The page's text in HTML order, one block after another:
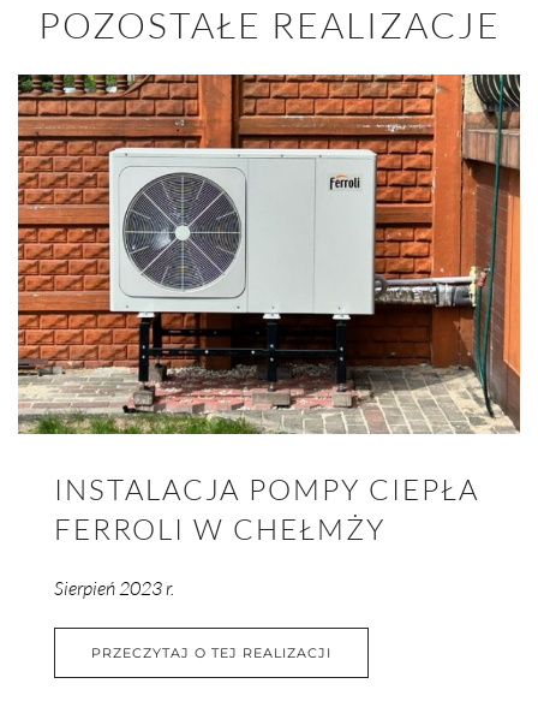
POZOSTAŁE REALIZACJE
INSTALACJA POMPY CIEPŁA
FERROLI W CHEŁMŻY
Sierpień 2023 r.
PRZECZYTAJ O TEJ REALIZACJI